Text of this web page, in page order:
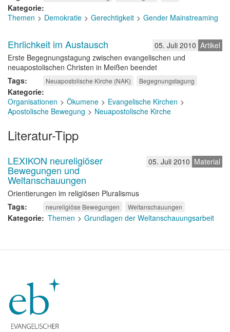
Kategorie
Themen
Demokratie Gerechtigkeit Gender Mainstreaming
Artikel
05. Juli 2010
Ehrlichkeit im Austausch
Erste Begegnungstagung zwischen evangelischen und
neuapostolischen Christen in Meißen beendet
Tags
Neuapostolische Kirche (NAK) Begegnungstagung
Kategorie
Organisationen
Ökumene
Evangelische Kirchen
Apostolische Bewegung
Neuapostolische Kirche
Literatur-Tipp
Material
05. Juli 2010
LEXIKON neureligiöser
Bewegungen und
Weltanschauungen
Orientierungen im religiösen Pluralismus
Tags
neureligiöse Bewegungen Weltanschauungen
Kategorie Themen Grundlagen der Weltanschauungsarbeit